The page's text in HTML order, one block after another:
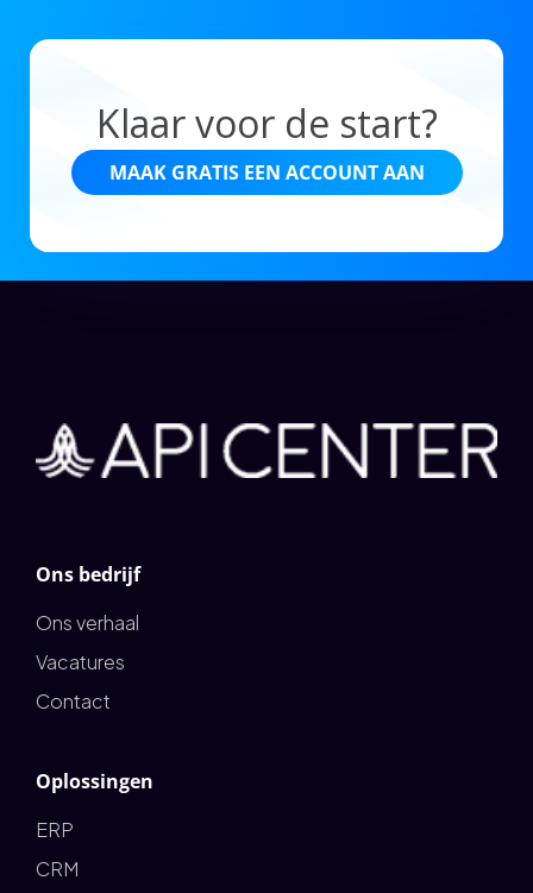
Klaar voor de start?
MAAK GRATIS EEN ACCOUNT AAN
Ons bedrijf
Ons verhaal
Vacatures
Contact
Oplossingen
ERP
CRM